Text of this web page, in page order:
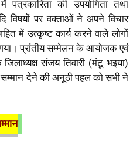
की उपयोगिता तथा
विषयों पर वक्ताओं ने अपने विचार
में उत्कृष्ट कार्य करने वाले लोगों
प्रांतीय सम्मेलन के आयोजक एवं
संजय तिवारी (मंटू भइया)
सम्मान देने की अनूठी पहल को सभी ने